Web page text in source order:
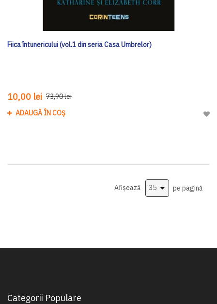
Fiica întunericului (vol.1 din seria Casa Umbrelor)
10,00 lei 73,90 lei
ADAUGĂ ÎN COȘ
Afișează pe pagină
Categorii Populare